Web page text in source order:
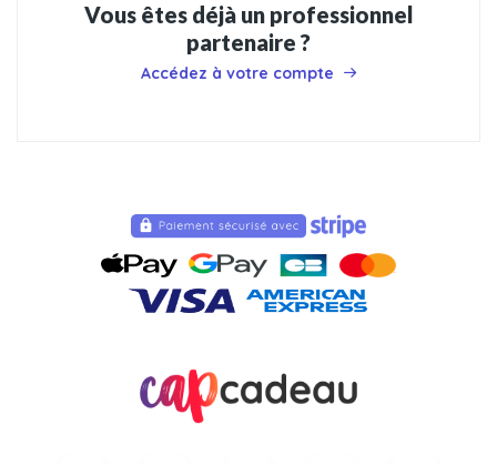
Vous êtes déjà un professionnel
partenaire ?
Accédez à votre compte